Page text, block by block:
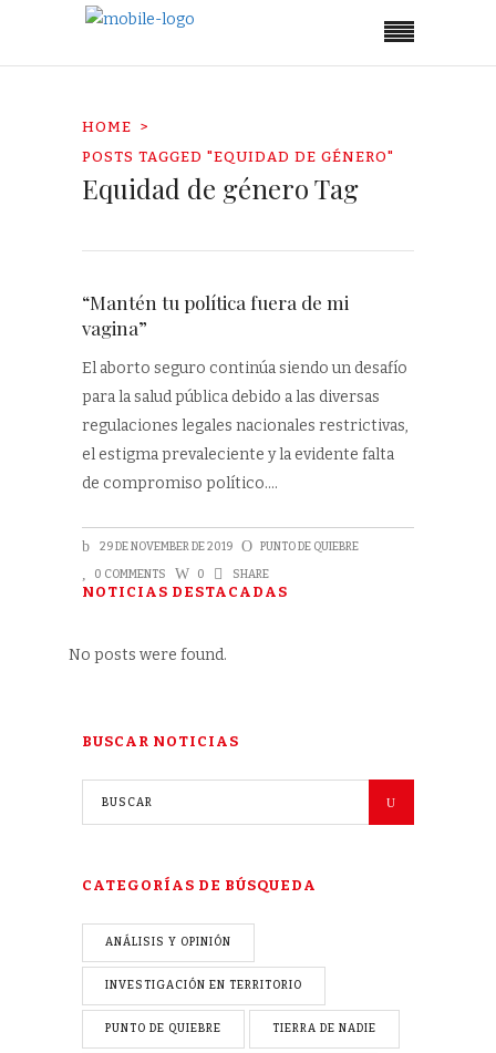
HOME
POSTS TAGGED "EQUIDAD DE GÉNERO"
Equidad de género Tag
“Mantén tu política fuera de mi
vagina”
El aborto seguro continúa siendo un desafío
para la salud pública debido a las diversas
regulaciones legales nacionales restrictivas,
el estigma prevaleciente y la evidente falta
de compromiso político.
29 DE NOVEMBER DE 2019 PUNTO DE QUIEBRE
0 COMMENTS 0 SHARE
NOTICIAS DESTACADAS
No posts were found.
BUSCAR NOTICIAS
CATEGORÍAS DE BÚSQUEDA
ANÁLISIS Y OPINIÓN
INVESTIGACIÓN EN TERRITORIO
PUNTO DE QUIEBRE TIERRA DE NADIE